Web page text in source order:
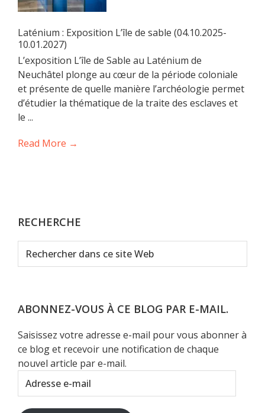
Laténium : Exposition L’île de sable (04.10.2025-
10.01.2027)
L’exposition L’île de Sable au Laténium de
Neuchâtel plonge au cœur de la période coloniale
et présente de quelle manière l’archéologie permet
d’étudier la thématique de la traite des esclaves et
le ...
Read More →
RECHERCHE
Rechercher
dans
Web
ABONNEZ-VOUS À CE BLOG PAR E-MAIL.
Saisissez votre adresse e-mail pour vous abonner à
ce blog et recevoir une notification de chaque
nouvel article par e-mail.
Adresse
e-
mail